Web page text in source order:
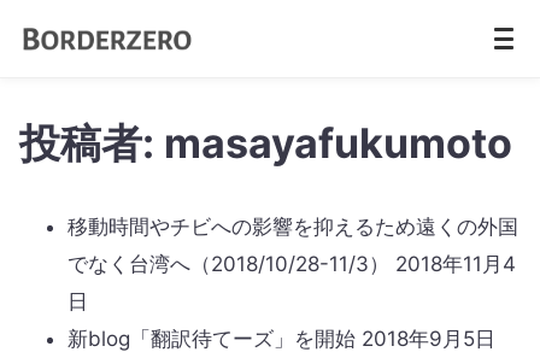
投稿者: masayafukumoto
移動時間やチビへの影響を抑えるため遠くの外国
でなく台湾へ（2018/10/28-11/3）
2018年11月4
日
新blog「翻訳待てーズ」を開始 2018年9月5日